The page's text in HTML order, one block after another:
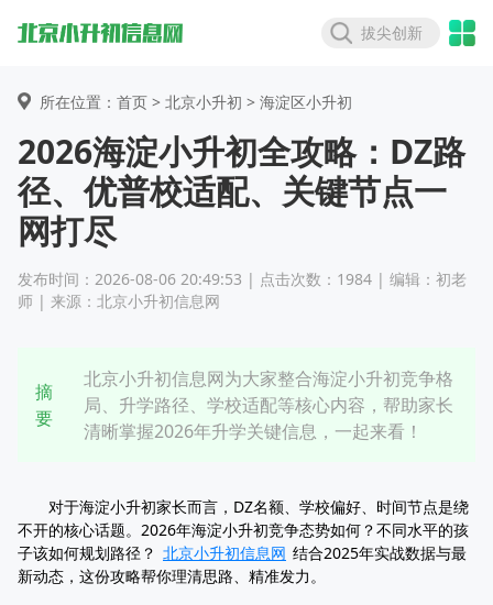
拔尖创新
所在位置：首页 > 北京小升初 > 海淀区小升初
2026海淀小升初全攻略：DZ路
径、优普校适配、关键节点一
网打尽
发布时间：2026-08-06 20:49:53 | 点击次数：1984 | 编辑：初老
师 | 来源：北京小升初信息网
摘
要
北京小升初信息网为大家整合海淀小升初竞争格
局、升学路径、学校适配等核心内容，帮助家长
清晰掌握2026年升学关键信息，一起来看！
对于海淀小升初家长而言，DZ名额、学校偏好、时间节点是绕
不开的核心话题。2026年海淀小升初竞争态势如何？不同水平的孩
子该如何规划路径？ 北京小升初信息网 结合2025年实战数据与最
新动态，这份攻略帮你理清思路、精准发力。​